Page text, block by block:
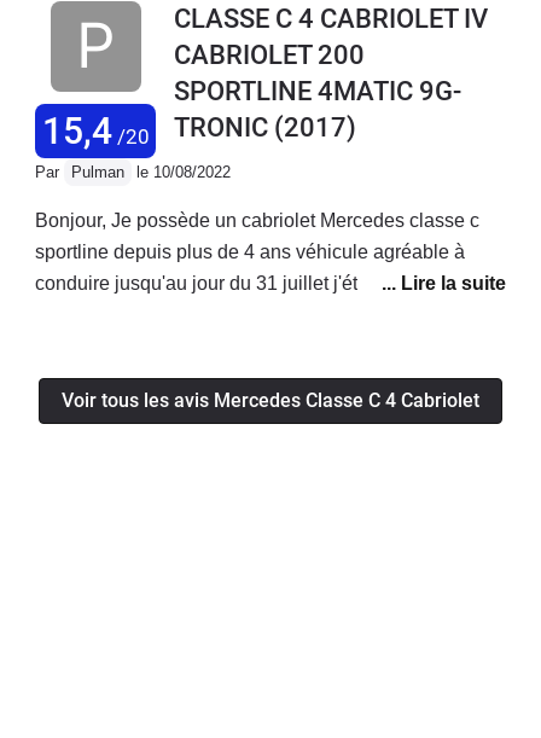
oublier le coté pratique. Accès au coffre, places arrière
inconfortables. Mais ce n'est pas vraiment fait pour ca.
Fiabilité dans la moyenne sans plus.
15,4/20
CLASSE C 4 CABRIOLET IV
CABRIOLET 200
SPORTLINE 4MATIC 9G-
TRONIC (2017)
Par Pulman le 10/08/2022
Bonjour, Je possède un cabriolet Mercedes classe c
sportline depuis plus de 4 ans véhicule agréable à
conduire jusqu'au jour du 31 juillet j'étais sur autoroute
sang froid je me suis arrêté sur la bande d'arrêt
d'urgence et appeler les secours . Le véhicule a été
Voir tous les avis Mercedes Classe C 4 Cabriolet